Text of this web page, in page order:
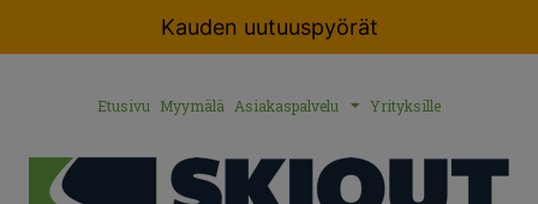
Kauden uutuuspyörät
Etusivu Myymälä Asiakaspalvelu Yrityksille